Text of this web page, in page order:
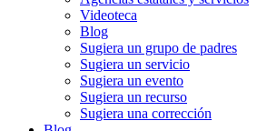
Videoteca
Blog
Sugiera un grupo de padres
Sugiera un servicio
Sugiera un evento
Sugiera un recurso
Sugiera una corrección